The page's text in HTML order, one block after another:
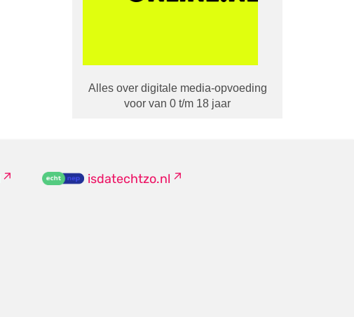
Alles over digitale media-opvoeding
voor van 0 t/m 18 jaar
isdatechtzo.nl